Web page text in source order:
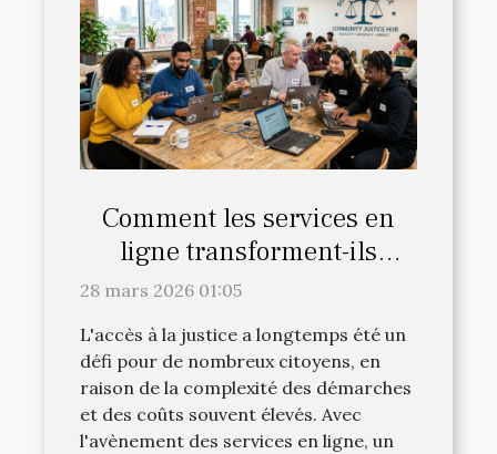
Comment les services en
ligne transforment-ils
l'accès à la justice ?
28 mars 2026 01:05
L'accès à la justice a longtemps été un
défi pour de nombreux citoyens, en
raison de la complexité des démarches
et des coûts souvent élevés. Avec
l'avènement des services en ligne, un